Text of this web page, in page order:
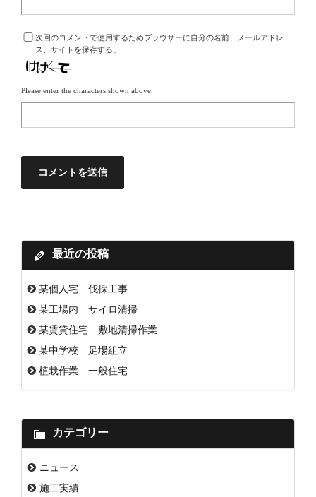
次回のコメントで使用するためブラウザーに自分の名前、メールアドレ
ス、サイトを保存する。
Please enter the characters shown above.
最近の投稿
某個人宅 伐採工事
某工場内 サイロ清掃
某賃貸住宅 敷地清掃作業
某中学校 足場組立
植栽作業 一般住宅
カテゴリー
ニュース
施工実績